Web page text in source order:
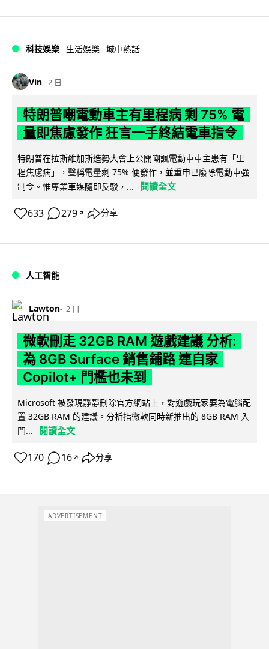
科技娛樂 生活娛樂 城中熱話
Vin 2 日
特朗普嘲電動車主有里程病 剩 75% 電
量即焦慮發作 狂言一手終結電車指令
特朗普在拉斯維加斯造勢大會上公開嘲諷電動車車主患有「里
程焦慮病」，聲稱電量剩 75% 便發作，並重申已廢除電動車強
制令。惟專業車媒隨即反駁，...
閱讀全文
633 279 ↗ 分享
人工智能
Lawton 2 日
微軟刪走 32GB RAM 遊戲建議 分析:
為 8GB Surface 銷售鋪路 連自家
Copilot+ 門檻也未到
Microsoft 被發現靜靜刪除官方網站上，對遊戲玩家要為電腦配
置 32GB RAM 的建議。分析指微軟同時新推出的 8GB RAM 入
門...
閱讀全文
170 16 ↗ 分享
ADVERTISEMENT